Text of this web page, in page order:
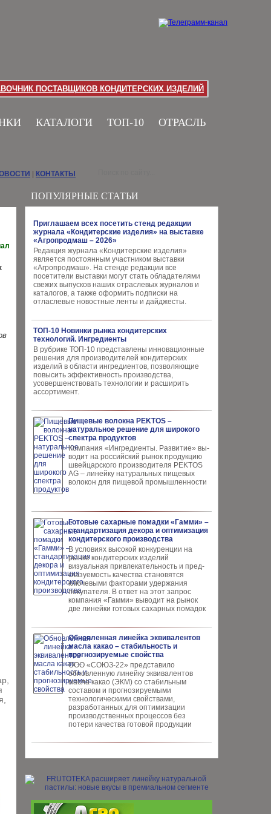
ПОСТАВЩИКОВ КОНДИТЕРСКИХ ИЗДЕЛИЙ
КАТАЛОГИ ТОП-10 ОТРАСЛЬ
ПОПУЛЯРНЫЕ СТАТЬИ
Приглашаем всех посетить стенд редакции
журнала «Кондитерские изделия» на выставке
«Агропродмаш – 2026»
Редакция журнала «Кондитерские изделия»
является постоянным участником выставки
«Агропродмаш». На стенде редакции все
посетители выставки могут стать обладателями
свежих выпусков наших отраслевых журналов и
каталогов, а также оформить подписки на
отласлевые новостные ленты и дайджесты.
ТОП-10 Новинки рынка кондитерских
технологий. Ингредиенты
В рубрике ТОП-10 представлены инновационные
решения для производителей кондитерских
изделий в области ингредиентов, позволяющие
повысить эффективность производства,
усовершенствовать технологии и расширить
ассортимент.
Пищевые волокна PEKTOS –
натуральное решение для широкого
спектра продуктов
Компания «Ингредиенты. Развитие» вы­
водит на российский рынок продукцию
швей­царского производителя PEKTOS
AG – ли­нейку натуральных пищевых
волокон для пи­щевой промышленности
Готовые сахарные помадки «Гамми» –
стандартизация декора и оптимизация
кондитерского производства
В условиях высокой кон­куренции на
рынке конди­терских изделий
визуальная привлекательность и пред­
сказуемость качества ста­новятся
ключевыми факто­рами удержания
покупателя. В ответ на этот запрос
компания «Гамми» выводит на рынок
две линейки готовых сахарных помадок
Обновленная линейка эквивалентов
масла какао – стабильность и
прогнозируемые свойства
ООО «СОЮЗ-22» представило
обновлен­ную линейку эквивалентов
масла ка­као (ЭКМ) со стабильным
составом и прогнозируемыми
технологическими свойствами,
разработанных для опти­мизации
производственных процес­сов без
потери качества готовой про­дукции
КОНТАКТЫ